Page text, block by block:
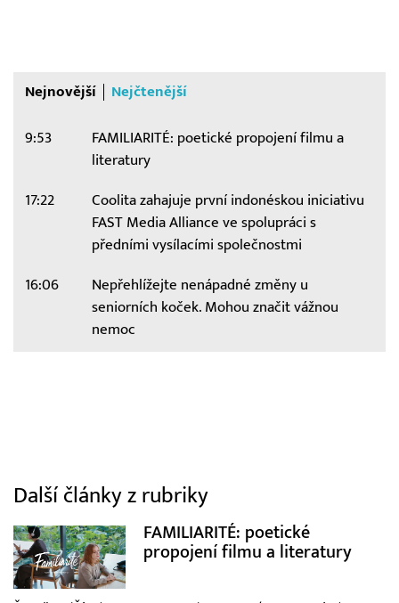
Nejnovější Nejčtenější
9:53
FAMILIARITÉ: poetické propojení filmu a
literatury
17:22
Coolita zahajuje první indonéskou iniciativu
FAST Media Alliance ve spolupráci s
předními vysílacími společnostmi
16:06
Nepřehlížejte nenápadné změny u
seniorních koček. Mohou značit vážnou
nemoc
Další články z rubriky
FAMILIARITÉ: poetické
propojení filmu a literatury